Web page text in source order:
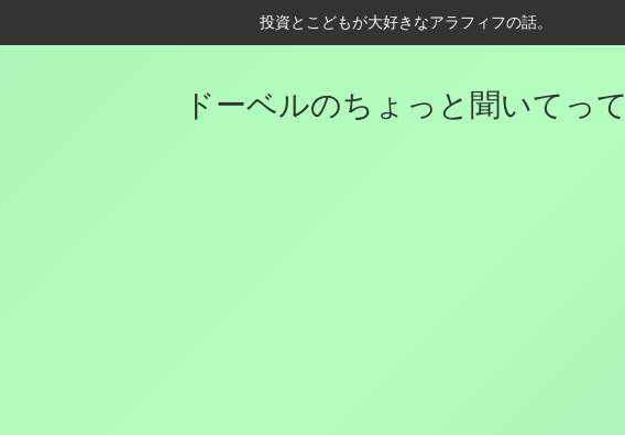
投資とこどもが大好きなアラフィフの話。
ドーベルのちょっと聞いてって